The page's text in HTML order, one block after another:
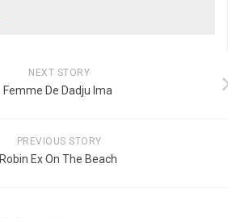
NEXT STORY
Femme De Dadju Ima
PREVIOUS STORY
Robin Ex On The Beach